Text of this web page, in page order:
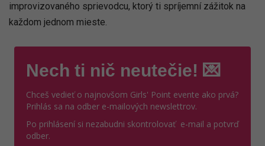
improvizovaného sprievodcu, ktorý ti spríjemní zážitok na
každom jednom mieste.
Nech ti nič neutečie! 💌
Chceš vedieť o najnovšom Girls' Point evente ako prvá?
Prihlás sa na odber e-mailových newslettrov.
Po prihlásení si nezabudni skontrolovať e-mail a potvrď
odber.